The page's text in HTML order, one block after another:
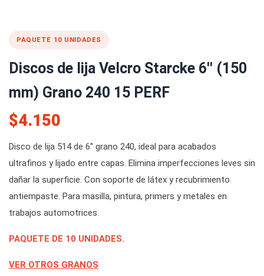
PAQUETE 10 UNIDADES
Discos de lija Velcro Starcke 6'' (150
mm) Grano 240 15 PERF
$4.150
Disco de lija 514 de 6'' grano 240, ideal para acabados
ultrafinos y lijado entre capas. Elimina imperfecciones leves sin
dañar la superficie. Con soporte de látex y recubrimiento
antiempaste. Para masilla, pintura, primers y metales en
trabajos automotrices.
PAQUETE DE 10 UNIDADES.
VER OTROS GRANOS